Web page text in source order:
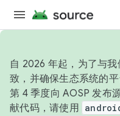
自 2026 年起，为了与
致，并确保生态系统的
第 4 季度向 AOSP 发布
献代码，请使用